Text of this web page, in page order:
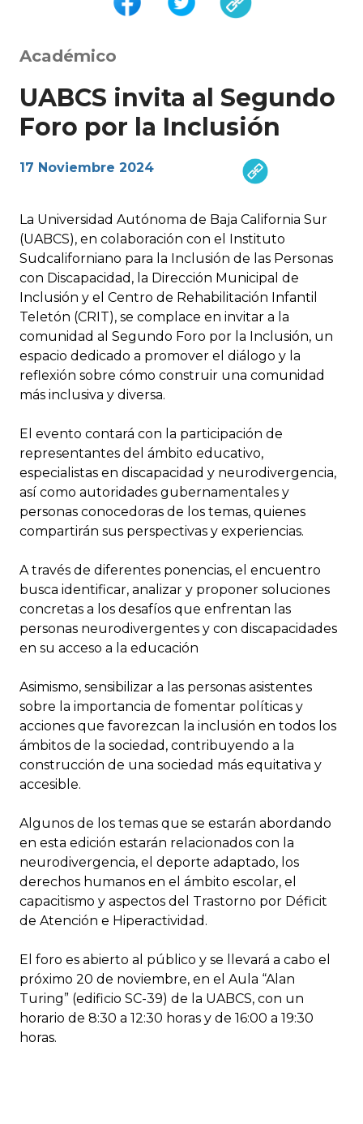
Académico
UABCS invita al Segundo
Foro por la Inclusión
17 Noviembre 2024
La Universidad Autónoma de Baja California Sur
(UABCS), en colaboración con el Instituto
Sudcaliforniano para la Inclusión de las Personas
con Discapacidad, la Dirección Municipal de
Inclusión y el Centro de Rehabilitación Infantil
Teletón (CRIT), se complace en invitar a la
comunidad al Segundo Foro por la Inclusión, un
espacio dedicado a promover el diálogo y la
reflexión sobre cómo construir una comunidad
más inclusiva y diversa.
El evento contará con la participación de
representantes del ámbito educativo,
especialistas en discapacidad y neurodivergencia,
así como autoridades gubernamentales y
personas conocedoras de los temas, quienes
compartirán sus perspectivas y experiencias.
A través de diferentes ponencias, el encuentro
busca identificar, analizar y proponer soluciones
concretas a los desafíos que enfrentan las
personas neurodivergentes y con discapacidades
en su acceso a la educación
Asimismo, sensibilizar a las personas asistentes
sobre la importancia de fomentar políticas y
acciones que favorezcan la inclusión en todos los
ámbitos de la sociedad, contribuyendo a la
construcción de una sociedad más equitativa y
accesible.
Algunos de los temas que se estarán abordando
en esta edición estarán relacionados con la
neurodivergencia, el deporte adaptado, los
derechos humanos en el ámbito escolar, el
capacitismo y aspectos del Trastorno por Déficit
de Atención e Hiperactividad.
El foro es abierto al público y se llevará a cabo el
próximo 20 de noviembre, en el Aula “Alan
Turing” (edificio SC-39) de la UABCS, con un
horario de 8:30 a 12:30 horas y de 16:00 a 19:30
horas.